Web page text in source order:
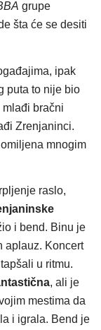
grupe
šta će se desiti
ipak
puta to nije bio
bračni
Zrenjaninci.
mnogim
raslo,
i bend. Binu je
aplauz. Koncert
u ritmu.
, ali je
mestima da
i igrala. Bend je